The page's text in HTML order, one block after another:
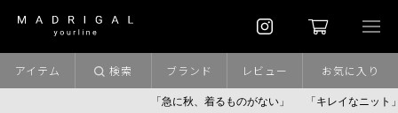
「急に秋、着るものがない」 「キレイなニット」 ポイ
アイテム 検索 ブランド レビュー お気に入り